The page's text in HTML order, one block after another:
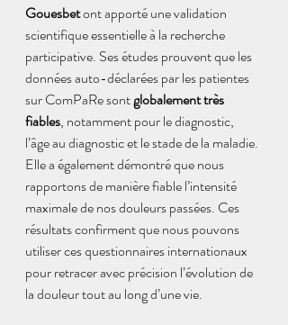
Gouesbet ont apporté une validation
scientifique essentielle à la recherche
participative. Ses études prouvent que les
données auto-déclarées par les patientes
sur ComPaRe sont globalement très
fiables, notamment pour le diagnostic,
l’âge au diagnostic et le stade de la maladie.
Elle a également démontré que nous
rapportons de manière fiable l’intensité
maximale de nos douleurs passées. Ces
résultats confirment que nous pouvons
utiliser ces questionnaires internationaux
pour retracer avec précision l’évolution de
la douleur tout au long d’une vie.